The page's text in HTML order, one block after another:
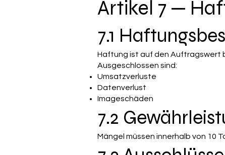
Artikel 7 —
7.1
Haftung ist auf den Auftragswert
Ausgeschlossen sind:
Umsatzverluste
Datenverlust
Imageschäden
7.2
Mängel müssen innerhalb von 10